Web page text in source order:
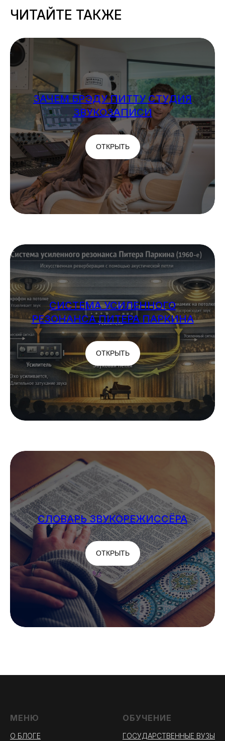
ЧИТАЙТЕ ТАКЖЕ
ЗАЧЕМ БРЭДУ ПИТТУ СТУДИЯ
ЗВУКОЗАПИСИ
ОТКРЫТЬ
СИСТЕМА УСИЛЕННОГО
РЕЗОНАНСА ПИТЕРА ПАРКИНА
ОТКРЫТЬ
СЛОВАРЬ ЗВУКОРЕЖИССЁРА
ОТКРЫТЬ
МЕНЮ
О БЛОГЕ
ОБУЧЕНИЕ
ГОСУДАРСТВЕННЫЕ ВУЗЫ